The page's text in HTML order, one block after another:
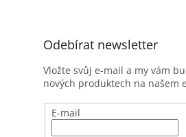
Odebírat newsletter
Vložte svůj e-mail a my vám
nových produktech na našem
E-mail